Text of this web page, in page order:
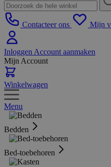
Contacteer ons Mijn
Inloggen Account aanmaken
Mijn Account
Winkelwagen
Menu
Bedden
Bed-toebehoren